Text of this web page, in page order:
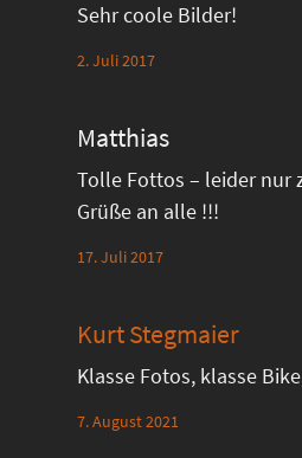
Sehr coole Bilder!
2. Juli 2017
Matthias
Tolle Fottos – leider nur
Grüße an alle !!!
17. Juli 2017
Kurt Stegmaier
Klasse Fotos, klasse
7. August 2021